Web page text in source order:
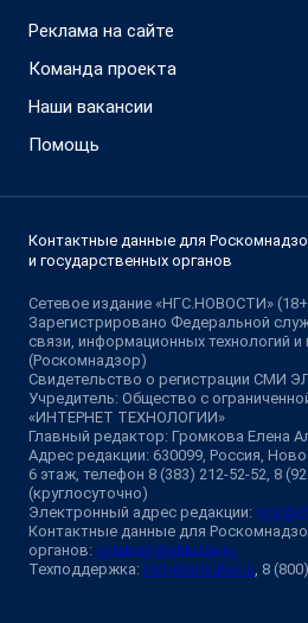
Реклама на сайте
Команда проекта
Наши вакансии
Помощь
Контактные данные для
и государственных органов
Сетевое издание «НГС.НОВОСТИ»
Зарегистрировано Федеральной
связи, информационных технологий
(Роскомнадзор)
Свидетельство о регистрации СМИ
Учредитель: Общество с
«ИНТЕРНЕТ ТЕХНОЛОГИИ»
Главный редактор: Громкова Елена
Адрес редакции: 630099, Россия,
6 этаж, телефон 8 (383) 212-52-52, 8
(круглосуточно)
Электронный адрес редакции:
Контактные данные для
органов: juristnsk@shkulev.ru
Техподдержка: help@shkulev.ru , 8